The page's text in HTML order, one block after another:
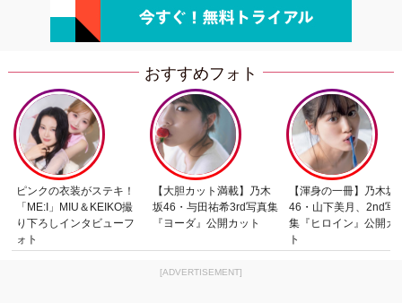
おすすめフォト
ピンクの衣装がステキ！
「ME:I」MIU＆KEIKO撮
り下ろしインタビューフ
ォト
【大胆カット満載】乃木
坂46・与田祐希3rd写真集
『ヨーダ』公開カット
【渾身の一冊】乃木坂
46・山下美月、2nd写
集『ヒロイン』公開カ
ト
[ADVERTISEMENT]